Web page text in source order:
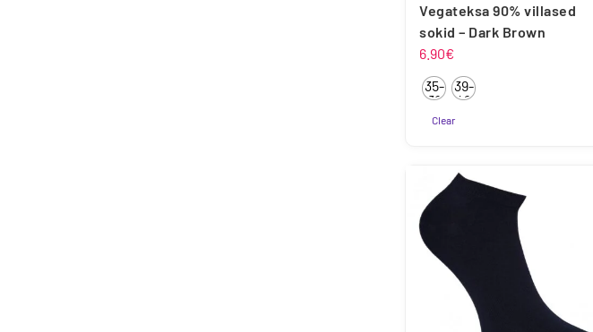
Vegateksa 90% villased
sokid – Dark Brown
6.90€
35-
38
39-
42
Clear
mitu
varianti.
Valikuid
saab
tootelehel.